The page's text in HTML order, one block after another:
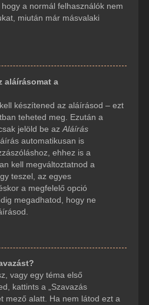
a normál felhasználók nem
miután már másvalaki
aláírásomat a
készítened az aláírásod – ezt
teheted meg. Ezután a
jelöld be az Aláírás
automatikusan is
ehhez is a
kell megváltoztatnod a
teszel, az egyes
a megfelelő opció
megadhatod, hogy ne
vagy egy téma első
kattints a „Szavazás
mező alatt. Ha nem látod ezt a